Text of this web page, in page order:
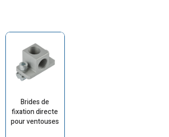
Brides de
fixation directe
pour ventouses